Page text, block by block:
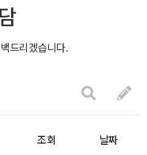
드리겠습니다.
조회 날짜